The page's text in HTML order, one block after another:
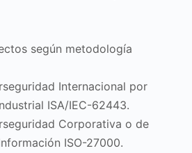
según metodología
Internacional por
ISA/IEC-62443.
Corporativa o de
ISO-27000.